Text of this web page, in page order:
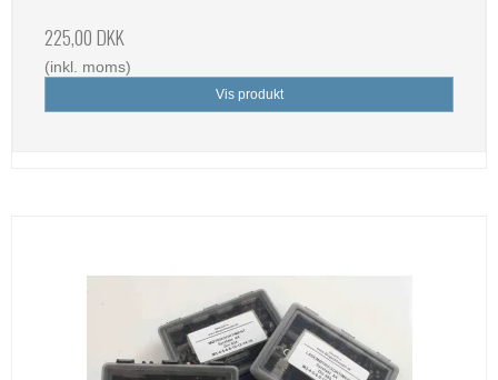
225,00 DKK
(inkl. moms)
Vis produkt